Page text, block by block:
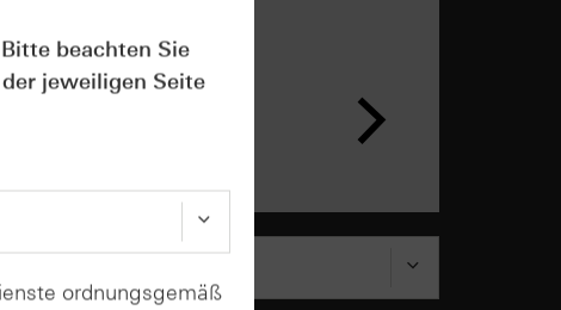
beachten Sie
jeweiligen Seite
ordnungsgemäß